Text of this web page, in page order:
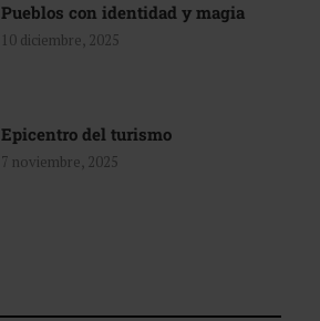
Pueblos con identidad y magia
10 diciembre, 2025
Epicentro del turismo
7 noviembre, 2025